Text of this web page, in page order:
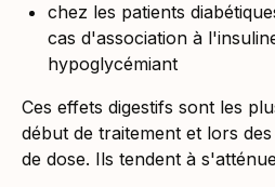
chez les patients
cas d'association à
hypoglycémiant
Ces effets digestifs sont les
début de traitement et lors
de dose. Ils tendent à